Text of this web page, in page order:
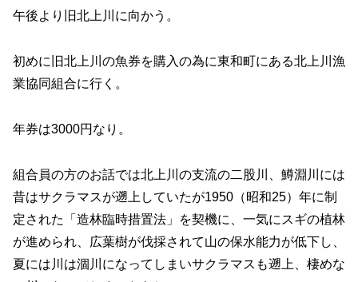
午後より旧北上川に向かう。
初めに旧北上川の魚券を購入の為に東和町にある北上川漁
業協同組合に行く。
年券は3000円なり。
組合員の方のお話では北上川の支流の二股川、鱒淵川には
昔はサクラマスが遡上していたが1950（昭和25）年に制
定された「造林臨時措置法」を契機に、一気にスギの植林
が進められ、広葉樹が伐採されて山の保水能力が低下し、
夏には川は涸川になってしまいサクラマスも遡上、棲めな